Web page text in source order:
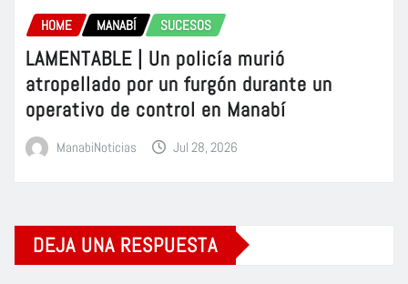
HOME MANABÍ SUCESOS
LAMENTABLE | Un policía murió
atropellado por un furgón durante un
operativo de control en Manabí
ManabiNoticias Jul 28, 2026
DEJA UNA RESPUESTA